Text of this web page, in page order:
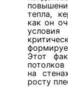
тепла,
как он
Этот
на
росту